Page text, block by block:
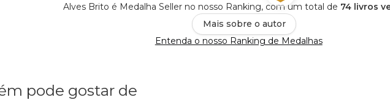
Alves Brito é Medalha Seller no nosso Ranking, com um total de 74 livros
Mais sobre o autor
Entenda o nosso Ranking de Medalhas
pode gostar de